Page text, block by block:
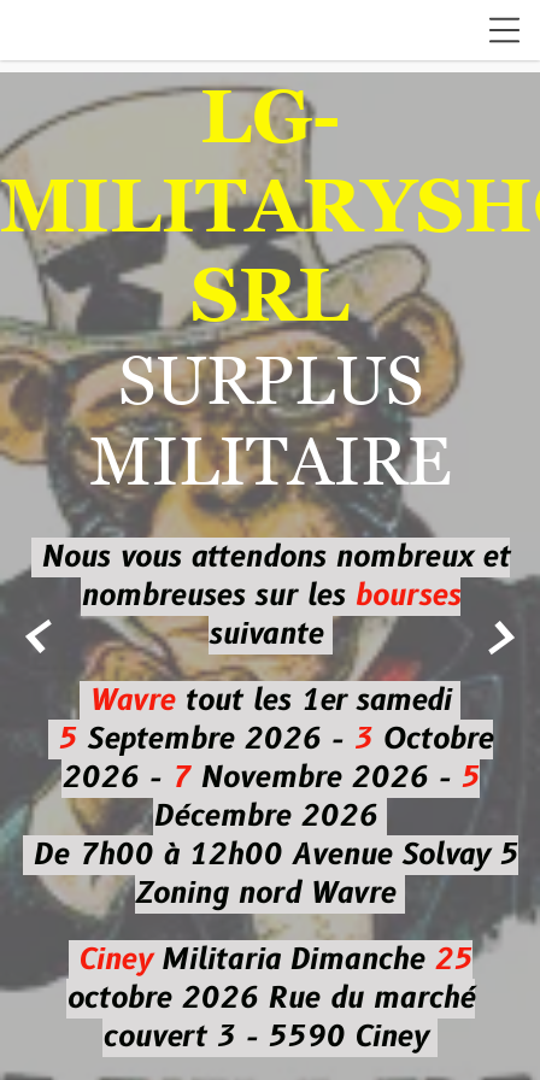
 
LG-
SRL
SURPLUS
MILITAIRE
Nous vous attendons nombreux et
nombreuses sur les bourses
suivante
Wavretout les 1er samedi
5Septembre 2026 - 3Octobre
2026 -7Novembre 2026 - 5
Décembre 2026
De 7h00 à 12h00 Avenue Solvay 5
Zoning nord Wavre
CineyMilitaria Dimanche 25
octobre 2026Rue du marché
couvert 3 - 5590 Ciney